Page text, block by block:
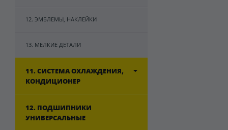
12. ЭМБЛЕМЫ, НАКЛЕЙКИ
13. МЕЛКИЕ ДЕТАЛИ
11. СИСТЕМА ОХЛАЖДЕНИЯ,
КОНДИЦИОНЕР
12. ПОДШИПНИКИ
УНИВЕРСАЛЬНЫЕ